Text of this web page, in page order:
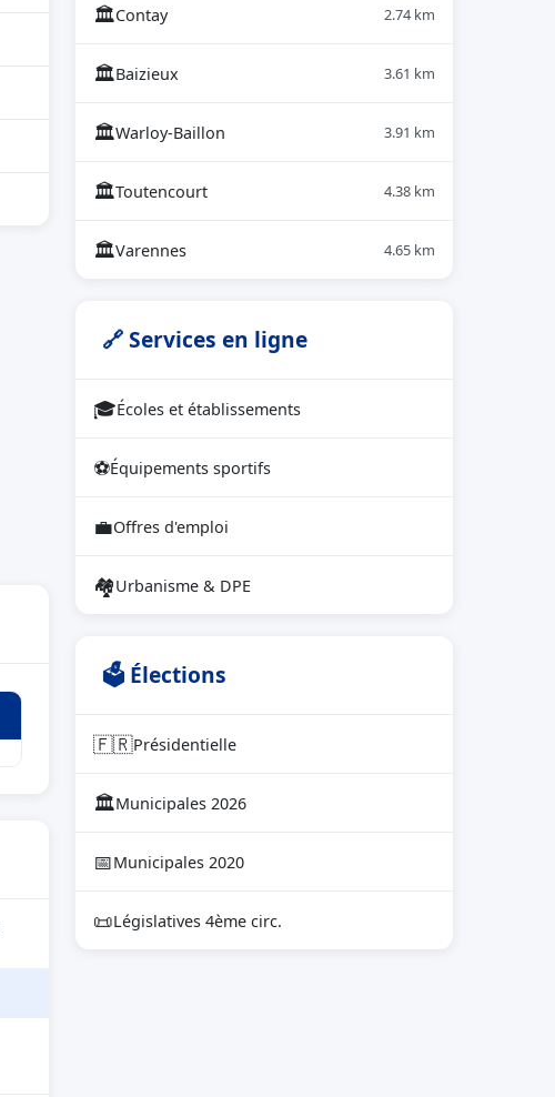
🏛Contay 2.74 km
🏛Baizieux 3.61 km
🏛Warloy-Baillon 3.91 km
🏛Toutencourt 4.38 km
🏛Varennes 4.65 km
🔗 Services en ligne
🎓Écoles et établissements
⚽Équipements sportifs
💼Offres d'emploi
🏘Urbanisme & DPE
🗳 Élections
🇫🇷Présidentielle
🏛Municipales 2026
📅Municipales 2020
📜Législatives 4ème circ.